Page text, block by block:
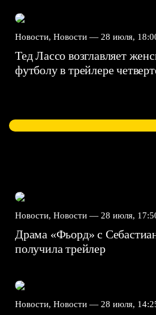
Новости, Новости — 28 июля,
Тед Лассо возглавляет
футболу в трейлере
Новости, Новости — 28 июля,
Драма «Фьорд» с
получила трейлер
Новости, Новости — 28 июля,